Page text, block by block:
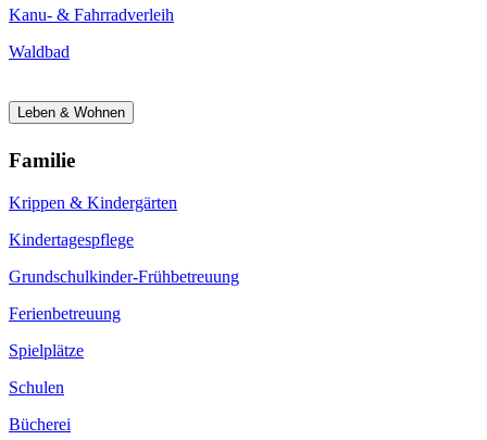
Kanu- & Fahrradverleih
Waldbad
Leben & Wohnen
Familie
Krippen & Kindergärten
Kindertagespflege
Grundschulkinder-Frühbetreuung
Ferienbetreuung
Spielplätze
Schulen
Bücherei